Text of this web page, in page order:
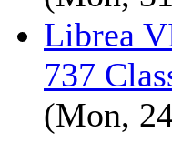
Librea
737
(Mon,